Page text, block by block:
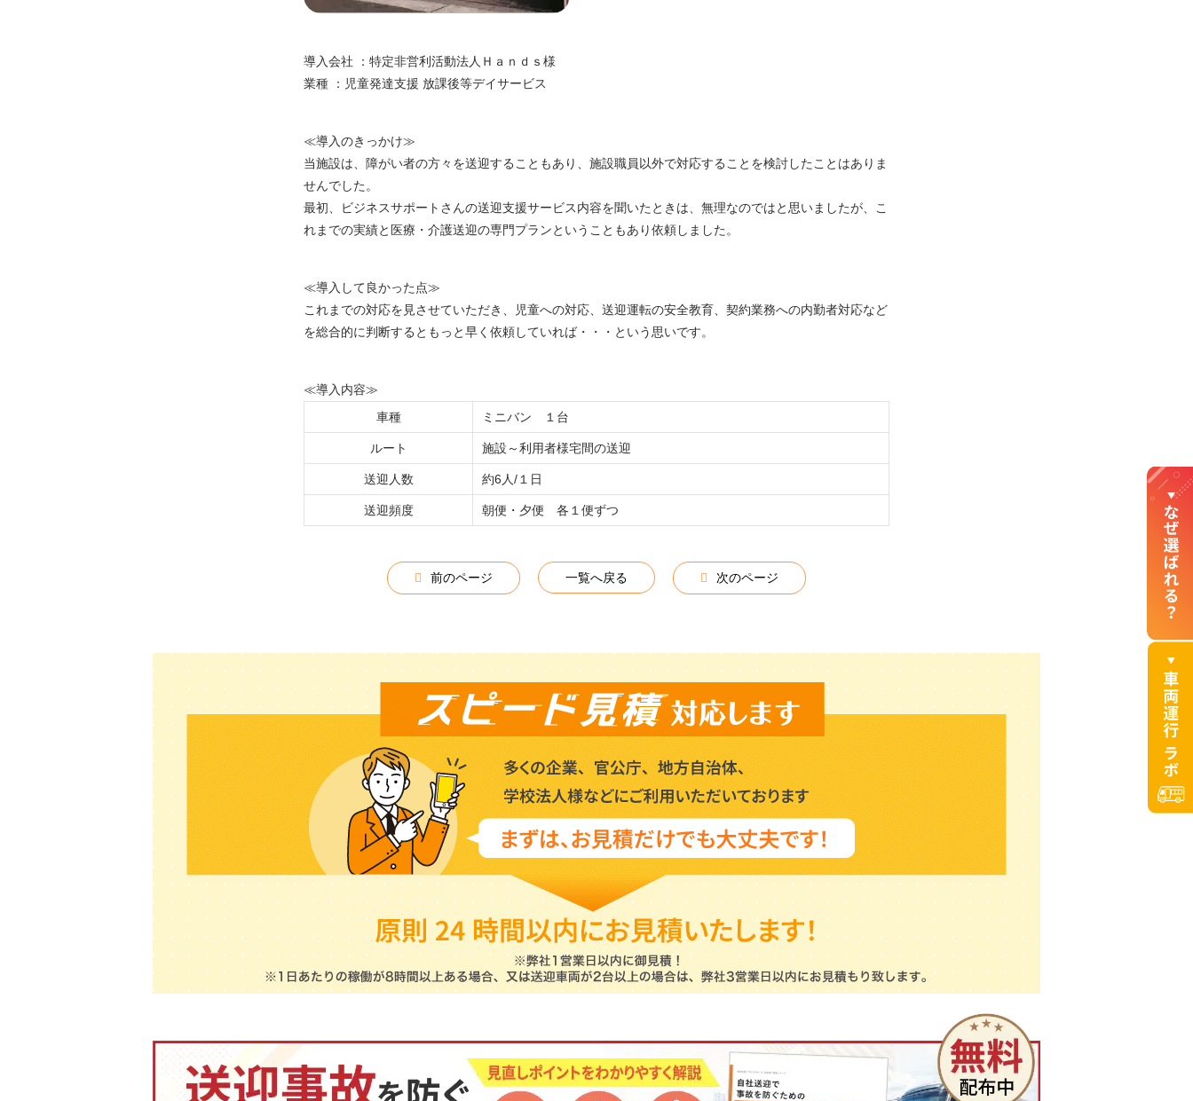
導入会社 ：特定非営利活動法人Ｈａｎｄｓ様
業種 ：児童発達支援 放課後等デイサービス
≪導入のきっかけ≫
当施設は、障がい者の方々を送迎することもあり、施設職員以外で対応することを検討したことはありま
せんでした。
最初、ビジネスサポートさんの送迎支援サービス内容を聞いたときは、無理なのではと思いましたが、こ
れまでの実績と医療・介護送迎の専門プランということもあり依頼しました。
≪導入して良かった点≫
これまでの対応を見させていただき、児童への対応、送迎運転の安全教育、契約業務への内勤者対応など
を総合的に判断するともっと早く依頼していれば・・・という思いです。
≪導入内容≫
車種
ミニバン １台
ルート 施設～利用者様宅間の送迎
送迎人数 約6人/１日
送迎頻度 朝便・夕便 各１便ずつ
前のページ 一覧へ戻る 次のページ